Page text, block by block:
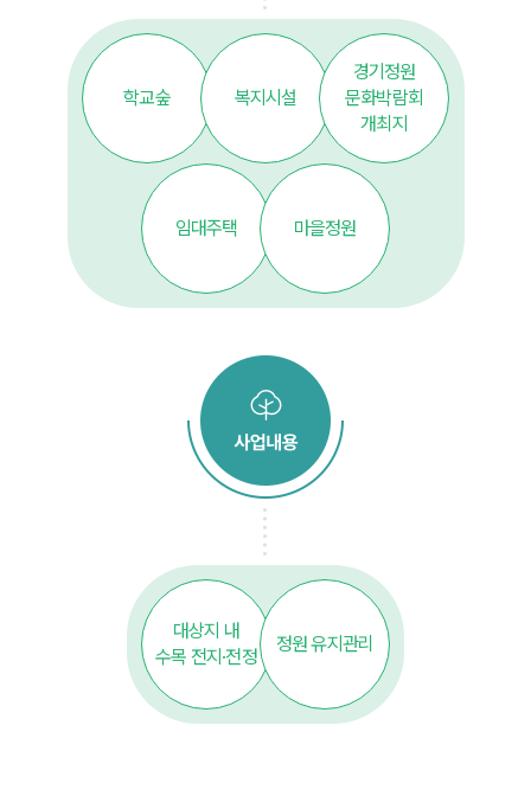
학교숲 복지시설
경기정원
문화박람회
개최지
임대주택 마을정원
대상지 내
수목 전지·전정
정원 유지관리